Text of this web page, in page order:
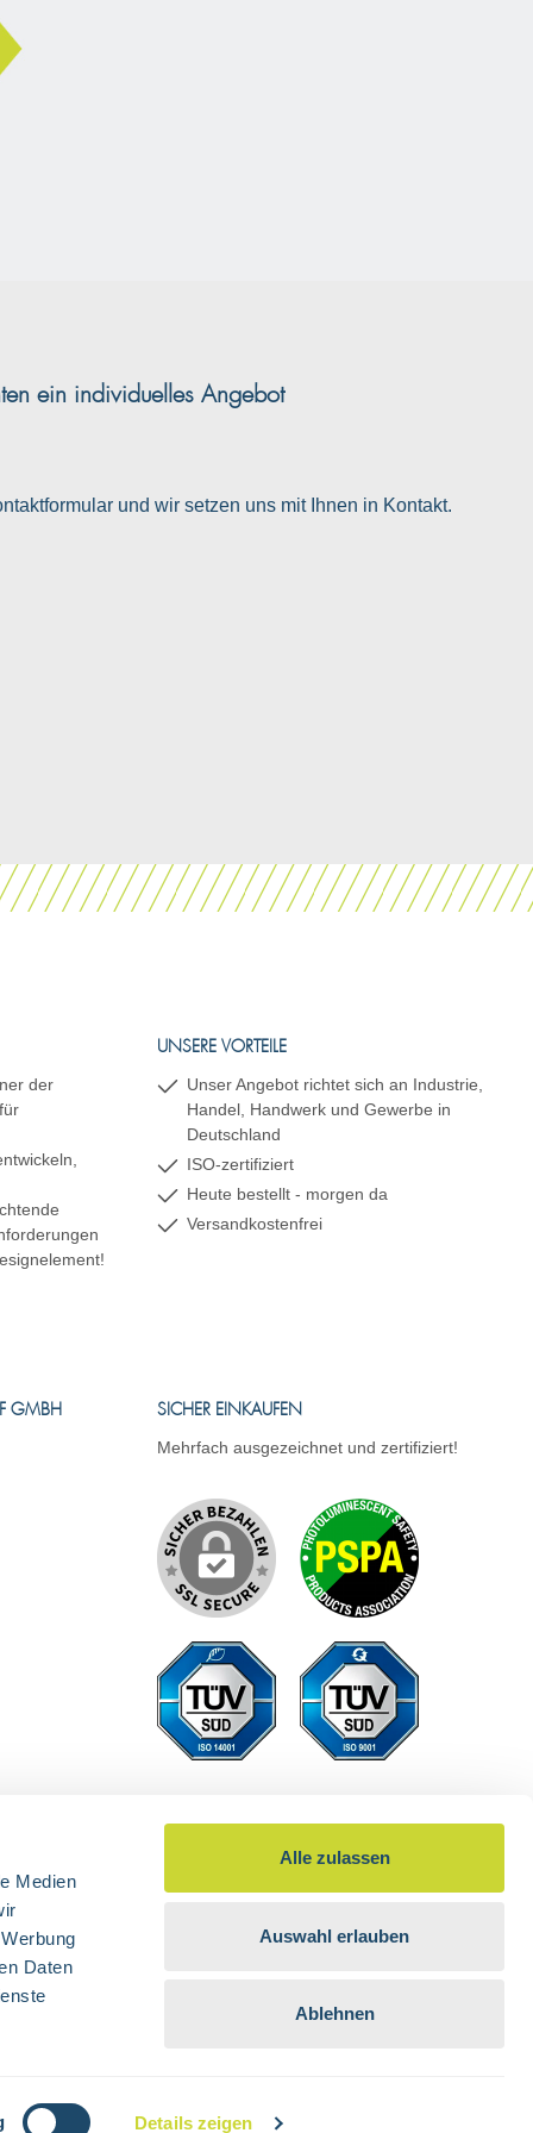
Medien
Daten
Details zeigen
Alle zulassen
Auswahl erlauben
Ablehnen
ein individuelles Angebot
und wir setzen uns mit Ihnen in Kontakt.
der
UNSERE VORTEILE
Unser Angebot richtet sich an Industrie,
Handel, Handwerk und Gewerbe in
Deutschland
ISO-zertifiziert
Heute bestellt - morgen da
Versandkostenfrei
GMBH
SICHER EINKAUFEN
Mehrfach ausgezeichnet und zertifiziert!
nicht anders angegeben.